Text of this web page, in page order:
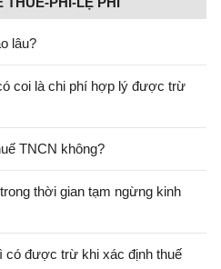
lâu?
coi là chi phí hợp lý được trừ
TNCN không?
thời gian tạm ngừng kinh
có được trừ khi xác định thuế